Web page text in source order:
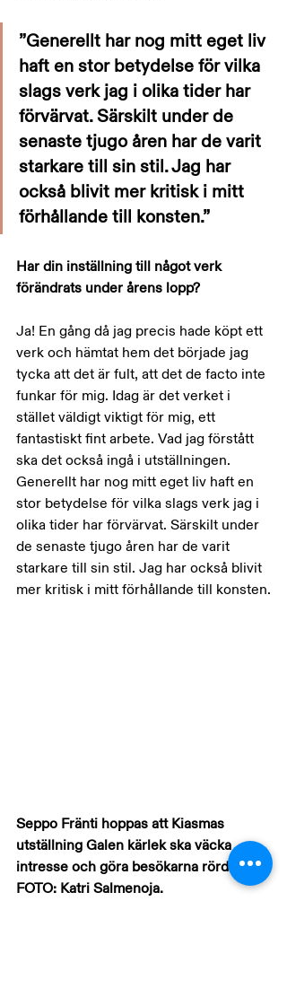
”Generellt har nog mitt eget liv
haft en stor betydelse för vilka
slags verk jag i olika tider har
förvärvat. Särskilt under de
senaste tjugo åren har de varit
starkare till sin stil. Jag har
också blivit mer kritisk i mitt
förhållande till konsten.”
Har din inställning till något verk
förändrats under årens lopp?
Ja! En gång då jag precis hade köpt ett
verk och hämtat hem det började jag
tycka att det är fult, att det de facto inte
funkar för mig. Idag är det verket i
stället väldigt viktigt för mig, ett
fantastiskt fint arbete. Vad jag förstått
ska det också ingå i utställningen.
Generellt har nog mitt eget liv haft en
stor betydelse för vilka slags verk jag i
olika tider har förvärvat. Särskilt under
de senaste tjugo åren har de varit
starkare till sin stil. Jag har också blivit
mer kritisk i mitt förhållande till konsten.
Seppo Fränti hoppas att Kiasmas
utställning Galen kärlek ska väcka
intresse och göra besökarna rörda.
FOTO: Katri Salmenoja.